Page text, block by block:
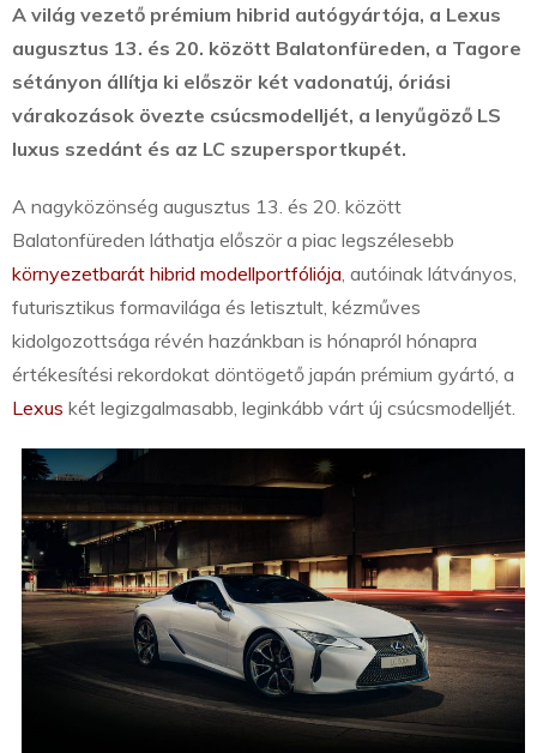
A világ vezető prémium hibrid autógyártója, a Lexus
augusztus 13. és 20. között Balatonfüreden, a Tagore
sétányon állítja ki először két vadonatúj, óriási
várakozások övezte csúcsmodelljét, a lenyűgöző LS
luxus szedánt és az LC szupersportkupét.
A nagyközönség augusztus 13. és 20. között
Balatonfüreden láthatja először a piac legszélesebb
környezetbarát hibrid modellportfóliója, autóinak látványos,
futurisztikus formavilága és letisztult, kézműves
kidolgozottsága révén hazánkban is hónapról hónapra
értékesítési rekordokat döntögető japán prémium gyártó, a
Lexus két legizgalmasabb, leginkább várt új csúcsmodelljét.